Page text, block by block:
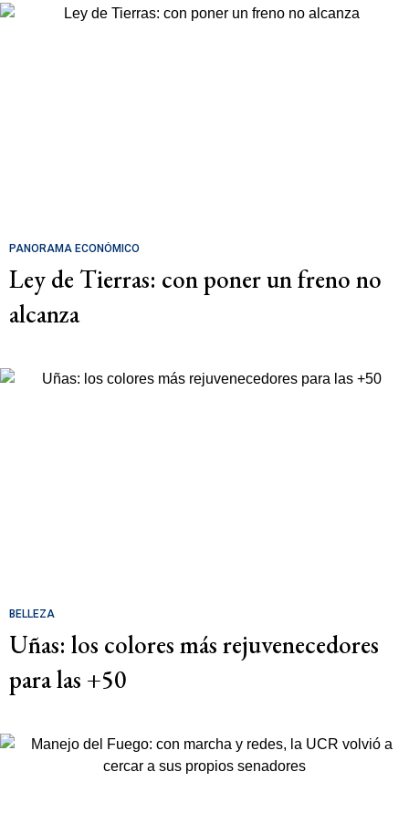
PANORAMA ECONÓMICO
Ley de Tierras: con poner un freno no
alcanza
BELLEZA
Uñas: los colores más rejuvenecedores
para las +50